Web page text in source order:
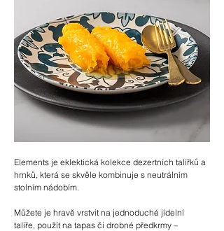
Elements je eklektická kolekce dezertních talířků a
hrnků, která se skvěle kombinuje s neutrálním
stolním nádobím.
Můžete je hravě vrstvit na jednoduché jídelní
talíře, použít na tapas či drobné předkrmy –